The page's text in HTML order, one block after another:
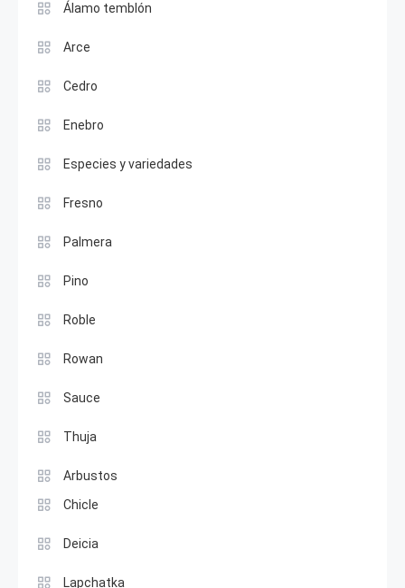
Álamo temblón
Arce
Cedro
Enebro
Especies y variedades
Fresno
Palmera
Pino
Roble
Rowan
Sauce
Thuja
Arbustos
Chicle
Deicia
Lapchatka